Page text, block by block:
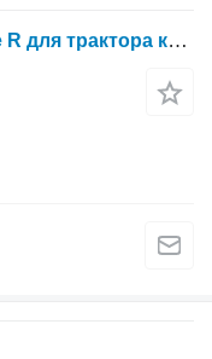
Другие рабочие элементы støtte R для трактора колесного Massey Ferguson 6260